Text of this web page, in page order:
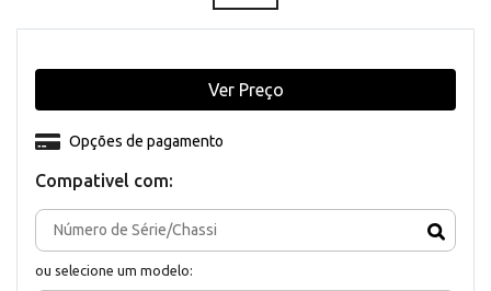
Compativel com:
ou selecione um modelo:
Opções de pagamento
Ver Preço